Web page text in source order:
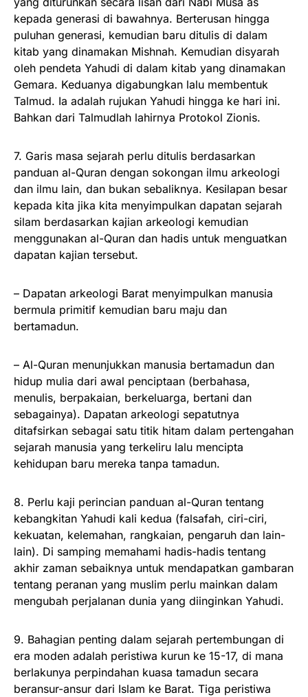
kepada generasi di bawahnya. Berterusan hingga
puluhan generasi, kemudian baru ditulis di dalam
kitab yang dinamakan Mishnah. Kemudian disyarah
oleh pendeta Yahudi di dalam kitab yang dinamakan
Gemara. Keduanya digabungkan lalu membentuk
Talmud. Ia adalah rujukan Yahudi hingga ke hari ini.
Bahkan dari Talmudlah lahirnya Protokol Zionis.
7. Garis masa sejarah perlu ditulis berdasarkan
panduan al-Quran dengan sokongan ilmu arkeologi
dan ilmu lain, dan bukan sebaliknya. Kesilapan besar
kepada kita jika kita menyimpulkan dapatan sejarah
silam berdasarkan kajian arkeologi kemudian
menggunakan al-Quran dan hadis untuk menguatkan
dapatan kajian tersebut.
– Dapatan arkeologi Barat menyimpulkan manusia
bermula primitif kemudian baru maju dan
bertamadun.
– Al-Quran menunjukkan manusia bertamadun dan
hidup mulia dari awal penciptaan (berbahasa,
menulis, berpakaian, berkeluarga, bertani dan
sebagainya). Dapatan arkeologi sepatutnya
ditafsirkan sebagai satu titik hitam dalam pertengahan
sejarah manusia yang terkeliru lalu mencipta
kehidupan baru mereka tanpa tamadun.
8. Perlu kaji perincian panduan al-Quran tentang
kebangkitan Yahudi kali kedua (falsafah, ciri-ciri,
kekuatan, kelemahan, rangkaian, pengaruh dan lain-
lain). Di samping memahami hadis-hadis tentang
akhir zaman sebaiknya untuk mendapatkan gambaran
tentang peranan yang muslim perlu mainkan dalam
mengubah perjalanan dunia yang diinginkan Yahudi.
9. Bahagian penting dalam sejarah pertembungan di
era moden adalah peristiwa kurun ke 15-17, di mana
berlakunya perpindahan kuasa tamadun secara
beransur-ansur dari Islam ke Barat. Tiga peristiwa